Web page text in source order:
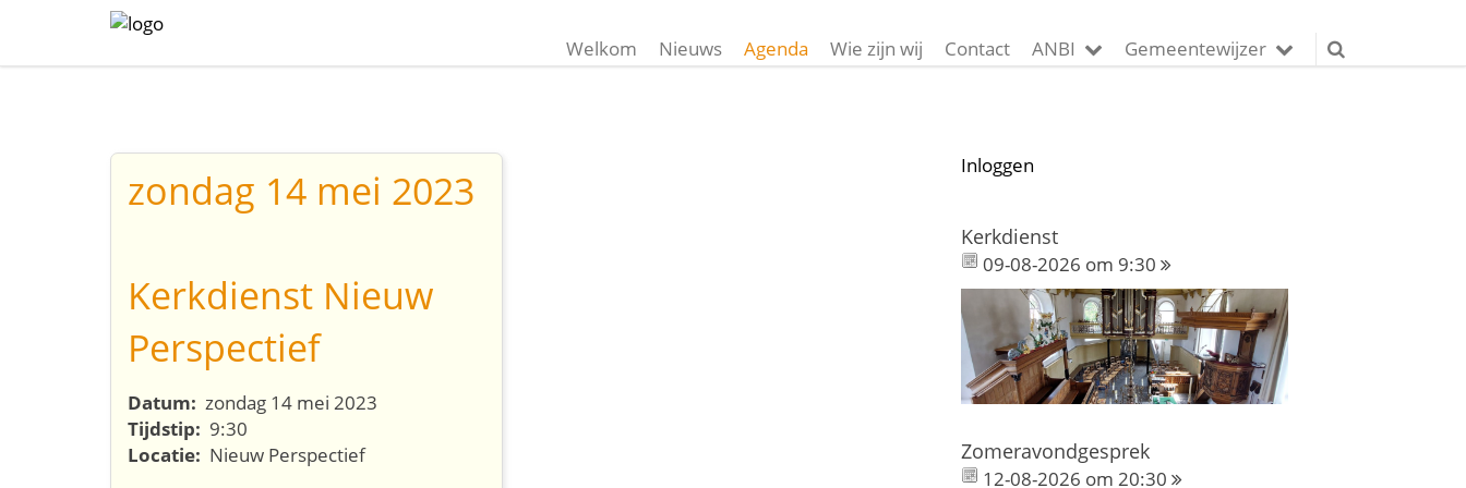
Welkom Nieuws Agenda Wie zijn wij Contact ANBI Gemeentewijzer
zondag 14 mei 2023
Kerkdienst Nieuw
Perspectief
Datum: zondag 14 mei 2023
Tijdstip: 9:30
Locatie: Nieuw Perspectief
Inloggen
Kerkdienst
09-08-2026 om 9:30
Zomeravondgesprek
12-08-2026 om 20:30